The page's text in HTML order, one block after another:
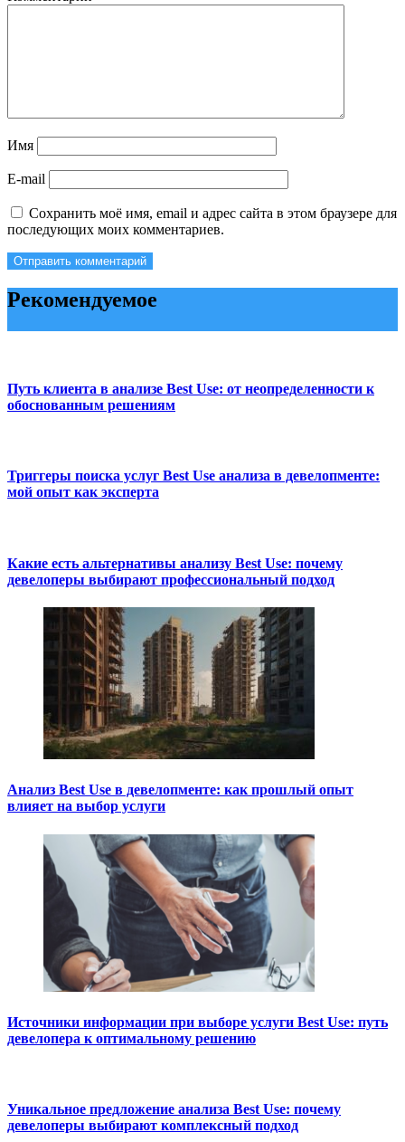
Имя
E-mail
Сохранить моё имя, email и адрес сайта в этом браузере для
последующих моих комментариев.
Рекомендуемое
Путь клиента в анализе Best Use: от неопределенности к
обоснованным решениям
Триггеры поиска услуг Best Use анализа в девелопменте:
мой опыт как эксперта
Какие есть альтернативы анализу Best Use: почему
девелоперы выбирают профессиональный подход
Анализ Best Use в девелопменте: как прошлый опыт
влияет на выбор услуги
Источники информации при выборе услуги Best Use: путь
девелопера к оптимальному решению
Уникальное предложение анализа Best Use: почему
девелоперы выбирают комплексный подход